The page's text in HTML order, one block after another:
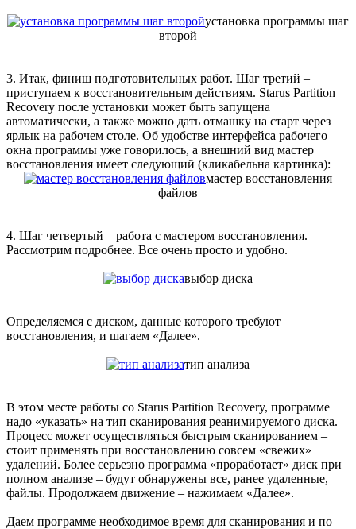
установка программы шаг
второй
3. Итак, финиш подготовительных работ. Шаг третий –
приступаем к восстановительным действиям. Starus Partition
Recovery после установки может быть запущена
автоматически, а также можно дать отмашку на старт через
ярлык на рабочем столе. Об удобстве интерфейса рабочего
окна программы уже говорилось, а внешний вид мастер
восстановления имеет следующий (кликабельна картинка):
мастер восстановления
файлов
4. Шаг четвертый – работа с мастером восстановления.
Рассмотрим подробнее. Все очень просто и удобно.
выбор диска
Определяемся с диском, данные которого требуют
восстановления, и шагаем «Далее».
тип анализа
В этом месте работы со Starus Partition Recovery, программе
надо «указать» на тип сканирования реанимируемого диска.
Процесс может осуществляться быстрым сканированием –
стоит применять при восстановлению совсем «свежих»
удалений. Более серьезно программа «проработает» диск при
полном анализе – будут обнаружены все, ранее удаленные,
файлы. Продолжаем движение – нажимаем «Далее».
Даем программе необходимое время для сканирования и по